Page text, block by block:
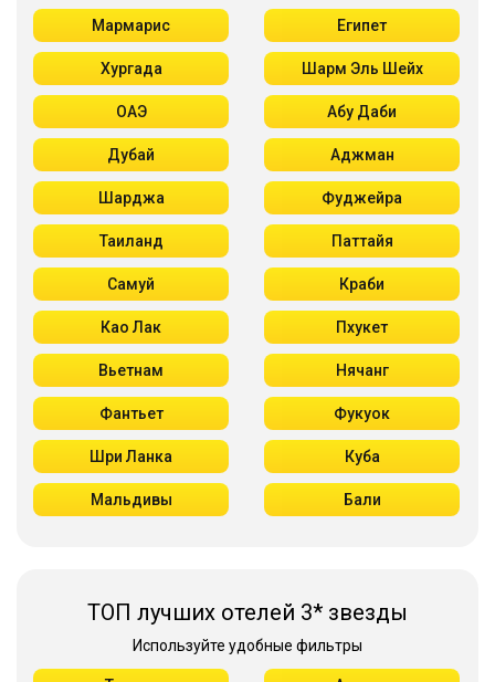
Мармарис Египет
Хургада Шарм Эль Шейх
ОАЭ Абу Даби
Дубай Аджман
Шарджа Фуджейра
Таиланд Паттайя
Самуй Краби
Као Лак Пхукет
Вьетнам Нячанг
Фантьет Фукуок
Шри Ланка Куба
Мальдивы Бали
ТОП лучших отелей 3* звезды
Используйте удобные фильтры